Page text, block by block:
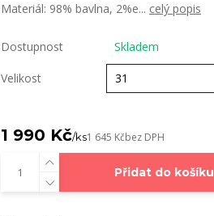
Materiál: 98% bavlna, 2%e... celý popis
Dostupnost Skladem
Velikost
1 990 Kč/ks1 645 Kčbez DPH
Přidat do košíku